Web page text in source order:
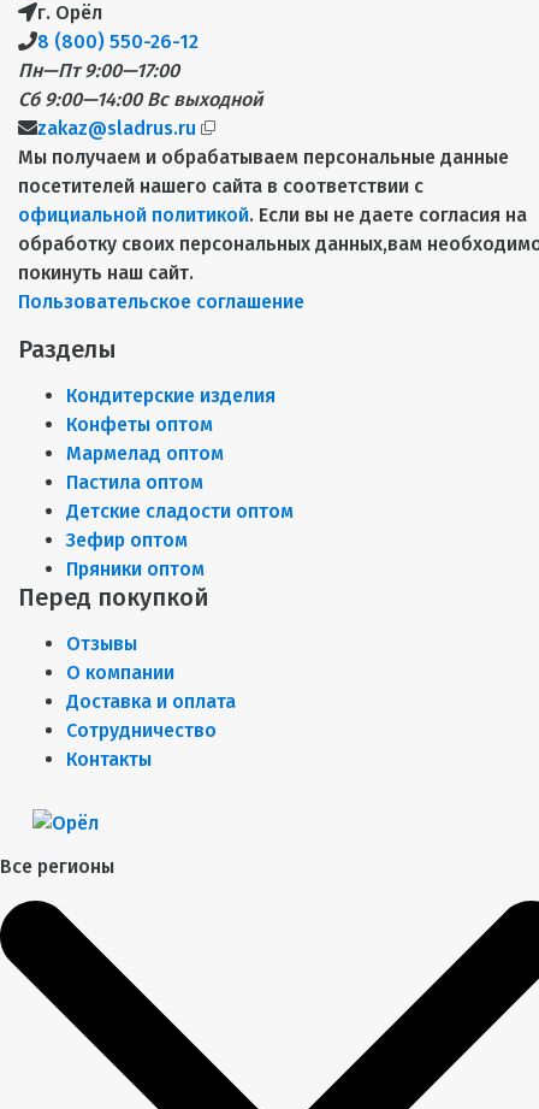
г. Орёл
8 (800) 550-26-12
Пн—Пт 9:00—17:00
Сб 9:00—14:00 Вс выходной
zakaz@sladrus.ru
Мы получаем и обрабатываем персональные данные
посетителей нашего сайта в соответствии с
официальной политикой. Если вы не даете согласия на
обработку своих персональных данных,вам
покинуть наш сайт.
Пользовательское соглашение
Разделы
Кондитерские изделия
Конфеты оптом
Мармелад оптом
Пастила оптом
Детские сладости оптом
Зефир оптом
Пряники оптом
Перед покупкой
Отзывы
О компании
Доставка и оплата
Сотрудничество
Контакты
Все регионы